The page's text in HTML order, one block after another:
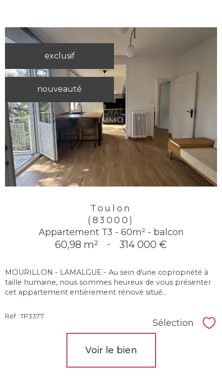
exclusif
nouveauté
Toulon
(83000)
Appartement T3 - 60m² - balcon
60,98 m² - 314 000 €
MOURILLON - LAMALGUE - Au sein d'une copropriété à
taille humaine, nous sommes heureux de vous présenter
cet appartement entièrement rénové situé...
Réf : TP3377
Sélection
Voir le bien